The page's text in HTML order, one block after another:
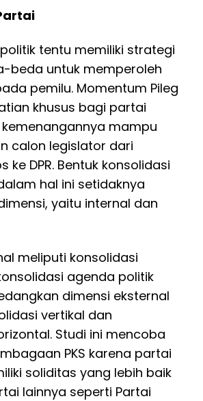
tentu memiliki strategi
beda untuk memperoleh
pemilu. Momentum Pileg
khusus bagi partai
mampu
calon legislator dari
ke DPR. Bentuk konsolidasi
hal ini setidaknya
yaitu internal dan
meliputi konsolidasi
agenda politik
dimensi eksternal
vertikal dan
Studi ini mencoba
PKS karena partai
soliditas yang lebih baik
lainnya seperti Partai